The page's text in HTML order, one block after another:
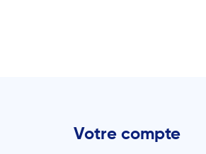
Votre compte